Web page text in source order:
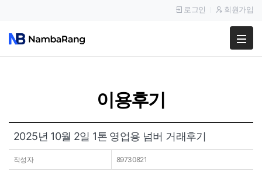
팔고
공지사항
이용후기
로그인 회원가입
이용후기
2025년 10월 2일 1톤 영업용 넘버 거래후기
작성자 89730821